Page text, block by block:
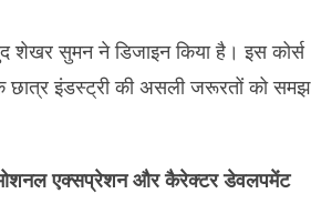
शेखर सुमन ने डिजाइन किया है। इस कोर्स
छात्र इंडस्ट्री की असली जरूरतों को समझ
एक्सप्रेशन और कैरेक्टर डेवलपमेंट